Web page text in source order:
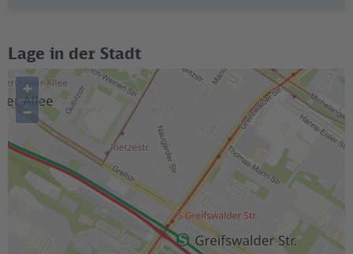
Lage in der Stadt
+
–